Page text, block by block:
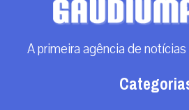
A primeira agência de